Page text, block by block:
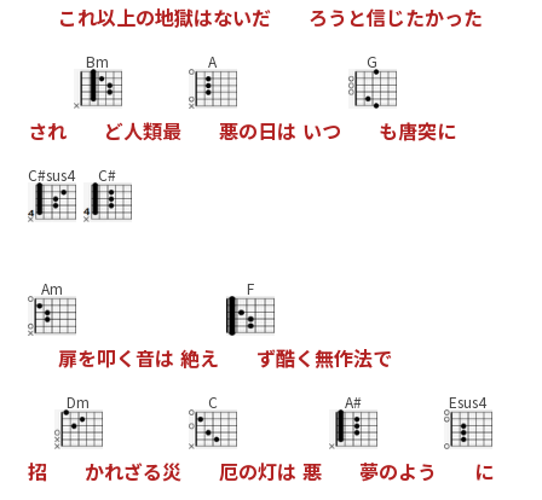
これ以上の地獄はないだ ろう と信じたかった
され
Bm
ど人類最
A
悪の日は いつ
G
も唐突に
C#sus4 C#
Am
扉を叩く音は 絶え
F
ず酷く無作法で
招
Dm
かれざる災
C
厄の灯は 悪
A#
夢のよう
Esus4
に